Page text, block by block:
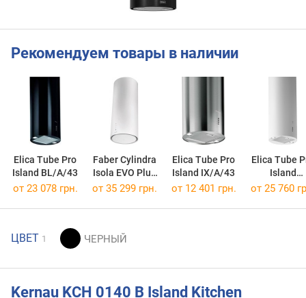
Рекомендуем товары в наличии
Elica Tube Pro
Island BL/A/43
Faber Cylindra
Isola EVO Plus
WH Gloss A37
Elica Tube Pro
Island IX/A/43
Elica Tube
Island
WH/A/43
от 23 078 грн. от 35 299 грн. от 12 401 грн. от 25 760
ЦВЕТ 1
Kernau KCH 0140 B Island Kitchen